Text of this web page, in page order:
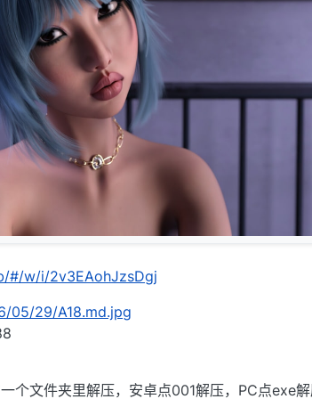
#/w/i/2v3EAohJzsDgj
05/29/A18.md.jpg
个文件夹里解压，安卓点001解压，PC点exe